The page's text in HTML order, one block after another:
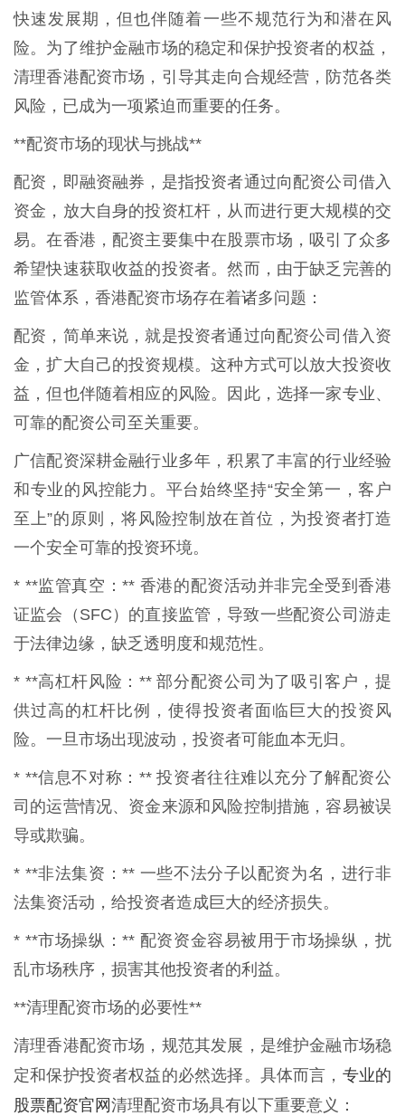
快速发展期，但也伴随着一些不规范行为和潜在风
险。为了维护金融市场的稳定和保护投资者的权益，
清理香港配资市场，引导其走向合规经营，防范各类
风险，已成为一项紧迫而重要的任务。
**配资市场的现状与挑战**
配资，即融资融券，是指投资者通过向配资公司借入
资金，放大自身的投资杠杆，从而进行更大规模的交
易。在香港，配资主要集中在股票市场，吸引了众多
希望快速获取收益的投资者。然而，由于缺乏完善的
监管体系，香港配资市场存在着诸多问题：
配资，简单来说，就是投资者通过向配资公司借入资
金，扩大自己的投资规模。这种方式可以放大投资收
益，但也伴随着相应的风险。因此，选择一家专业、
可靠的配资公司至关重要。
广信配资深耕金融行业多年，积累了丰富的行业经验
和专业的风控能力。平台始终坚持“安全第一，客户
至上”的原则，将风险控制放在首位，为投资者打造
一个安全可靠的投资环境。
* **监管真空：** 香港的配资活动并非完全受到香港
证监会（SFC）的直接监管，导致一些配资公司游走
于法律边缘，缺乏透明度和规范性。
* **高杠杆风险：** 部分配资公司为了吸引客户，提
供过高的杠杆比例，使得投资者面临巨大的投资风
险。一旦市场出现波动，投资者可能血本无归。
* **信息不对称：** 投资者往往难以充分了解配资公
司的运营情况、资金来源和风险控制措施，容易被误
导或欺骗。
* **非法集资：** 一些不法分子以配资为名，进行非
法集资活动，给投资者造成巨大的经济损失。
* **市场操纵：** 配资资金容易被用于市场操纵，扰
乱市场秩序，损害其他投资者的利益。
**清理配资市场的必要性**
清理香港配资市场，规范其发展，是维护金融市场稳
定和保护投资者权益的必然选择。具体而言， 专业的
股票配资官网清理配资市场具有以下重要意义：